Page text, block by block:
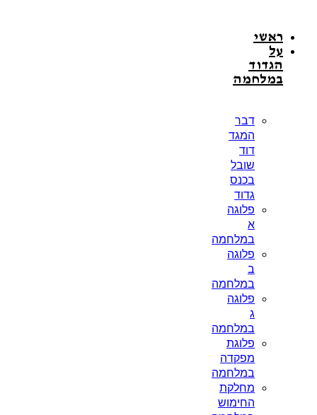
ראשי
על
הגדוד
במלחמה
דבר
המגד
דוד
שובל
בכנס
גדוד
פלוגה
א
במלחמה
פלוגה
ב
במלחמה
פלוגה
ג
במלחמה
פלוגת
מפקדה
במלחמה
מחלקת
החימוש